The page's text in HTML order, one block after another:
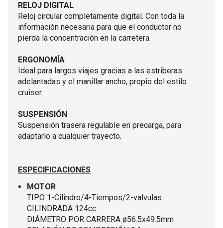
RELOJ DIGITAL
Reloj circular completamente digital. Con toda la
información necesaria para que el conductor no
pierda la concentración en la carretera.
ERGONOMÍA
Ideal para largos viajes gracias a las estriberas
adelantadas y el manillar ancho, propio del estilo
cruiser.
SUSPENSIÓN
Suspensión trasera regulable en precarga, para
adaptarlo a cualquier trayecto.
ESPECIFICACIONES
MOTOR
TIPO 1-Cilindro/4-Tiempos/2-valvulas
CILINDRADA 124cc
DIÁMETRO POR CARRERA ø56.5x49.5mm